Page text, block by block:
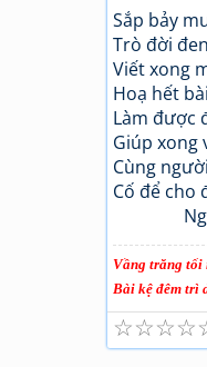
Sắp bảy
Trò đời
Viết xong
Hoạ hết
Làm được
Giúp xong
Cùng
Cố để cho
Vầng trăng tối
Bài kệ đêm trì
☆
☆
☆
☆